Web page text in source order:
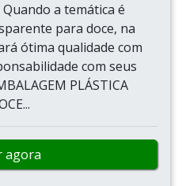
a temática é
para doce, na
ótima qualidade com
com seus
PLÁSTICA
agora